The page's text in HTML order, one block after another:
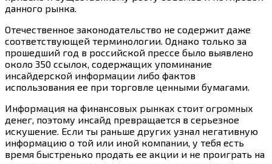
данного рынка.
Отечественное законодательство не содержит даже
соответствующей терминологии. Однако только за
прошедший год в российской прессе было выявлено
около 350 ссылок, содержащих упоминание
инсайдерской информации либо фактов
использования ее при торговле ценными бумагами.
Информация на финансовых рынках стоит огромных
денег, поэтому инсайд превращается в серьезное
искушение. Если ты раньше других узнал негативную
информацию о той или иной компании, у тебя есть
время быстренько продать ее акции и не проиграть на